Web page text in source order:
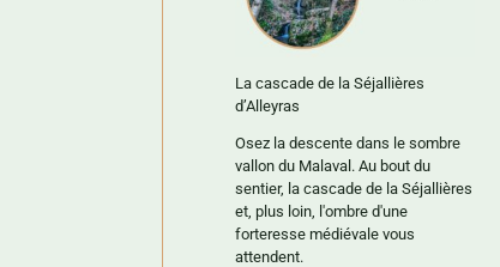
La cascade de la Séjallières
d’Alleyras
Osez la descente dans le sombre
vallon du Malaval. Au bout du
sentier, la cascade de la Séjallières
et, plus loin, l'ombre d'une
forteresse médiévale vous
attendent.